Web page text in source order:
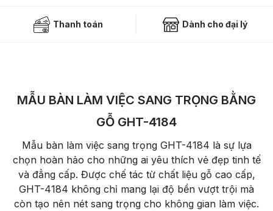
Thanh toán Dành cho đại lý
MẪU BÀN LÀM VIỆC SANG TRỌNG BẰNG
GỖ GHT-4184
Mẫu bàn làm việc sang trọng GHT-4184 là sự lựa
chọn hoàn hảo cho những ai yêu thích vẻ đẹp tinh tế
và đẳng cấp. Được chế tác từ chất liệu gỗ cao cấp,
GHT-4184 không chỉ mang lại độ bền vượt trội mà
còn tạo nên nét sang trọng cho không gian làm việc.